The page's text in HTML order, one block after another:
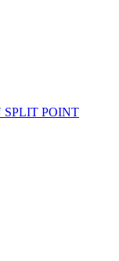
SPLIT POINT